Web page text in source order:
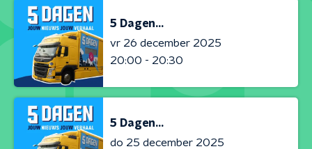
5 Dagen...
vr 26 december 2025
20:00 - 20:30
5 Dagen...
do 25 december 2025